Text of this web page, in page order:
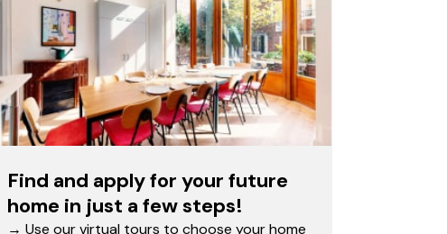
Find and apply for your future
home in just a few steps!
→ Use our virtual tours to choose your home